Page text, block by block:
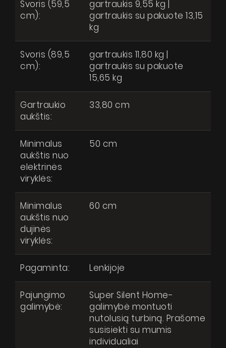
Svoris (59,5
cm):
gartraukis 9,55 kg |
gartraukis su pakuote 13,15
kg
Svoris (89,5
cm):
gartraukis 11,80 kg |
gartraukis su pakuote
15,65 kg
Gartraukio
aukštis:
33,80 cm
Minimalus
aukštis nuo
elektrinės
viryklės:
50 cm
Minimalus
aukštis nuo
dujinės
viryklės:
60 cm
Pagaminta: Lenkijoje
Pajungimo
galimybė:
Super Silent Home-
galimybė montuoti
nutolusią turbiną. Prašome
susisiekti su mumis
individualiai